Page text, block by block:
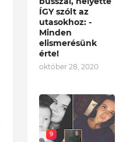
ÍGY szólt az
utasokhoz: -
Minden
elismerésünk
érte!
október 28, 2020
9